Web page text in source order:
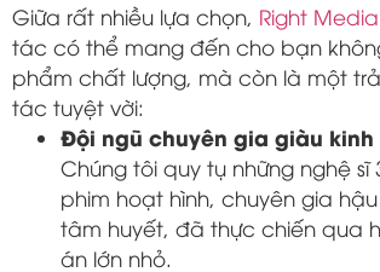
Giữa rất nhiều lựa chọn, Right Media
tác có thể mang đến cho bạn
phẩm chất lượng, mà còn là một
tác tuyệt vời:
Đội ngũ chuyên gia giàu kinh
Chúng tôi quy tụ những nghệ sĩ
phim hoạt hình, chuyên gia
tâm huyết, đã thực chiến qua
án lớn nhỏ.